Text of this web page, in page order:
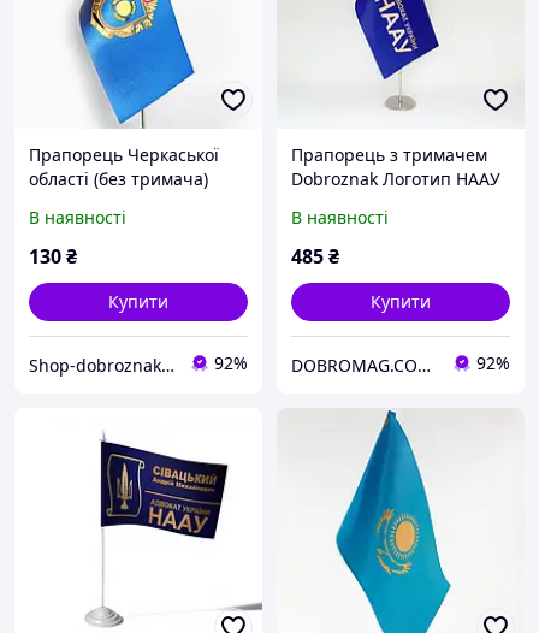
Прапорець Черкаської
області (без тримача)
В наявності
130₴
Купити
Shop-dobroznak - Інтернет-магазин значків 92%
Прапорець з тримачем
Dobroznak Логотип НААУ
Open1723/#1724)
В наявності
485₴
Купити
DOBROMAG.COM.UA - ДОБРОМАГ 92%